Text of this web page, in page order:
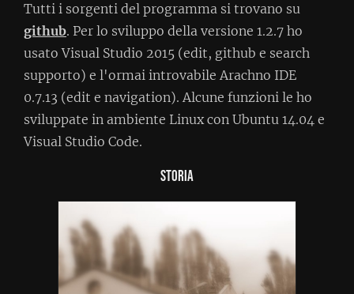
Tutti i sorgenti del programma si trovano su
github. Per lo sviluppo della versione 1.2.7 ho
usato Visual Studio 2015 (edit, github e search
supporto) e l'ormai introvabile Arachno IDE
0.7.13 (edit e navigation). Alcune funzioni le ho
sviluppate in ambiente Linux con Ubuntu 14.04 e
Visual Studio Code.
Storia